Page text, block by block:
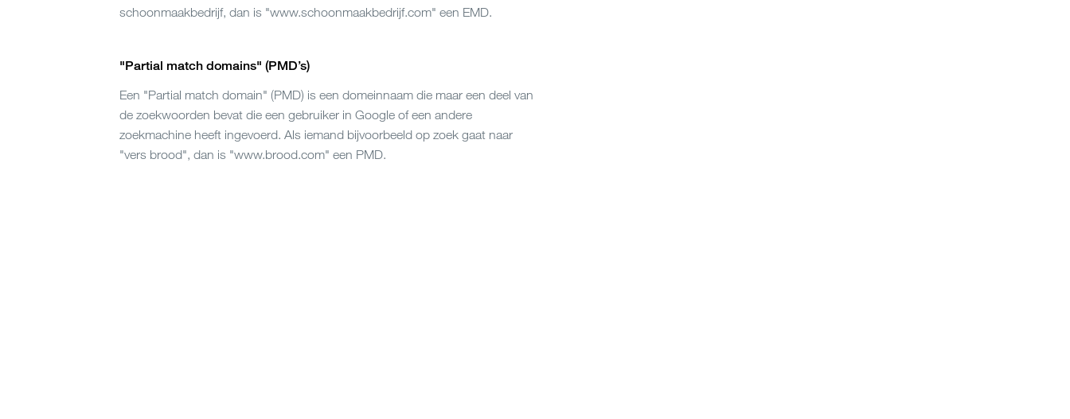
schoonmaakbedrijf, dan is "www.schoonmaakbedrijf.com" een EMD.
"Partial match domains" (PMD’s)
Een "Partial match domain" (PMD) is een domeinnaam die maar een deel van
de zoekwoorden bevat die een gebruiker in Google of een andere
zoekmachine heeft ingevoerd. Als iemand bijvoorbeeld op zoek gaat naar
"vers brood", dan is "www.brood.com" een PMD.